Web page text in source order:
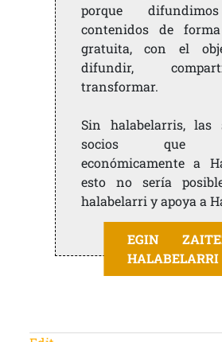
porque
contenidos de
gratuita, con el
difundir,
transformar.
Sin halabelarris, las
socios que
económicamente a
esto no sería
halabelarri y apoya a
EGIN
HALABELARRI